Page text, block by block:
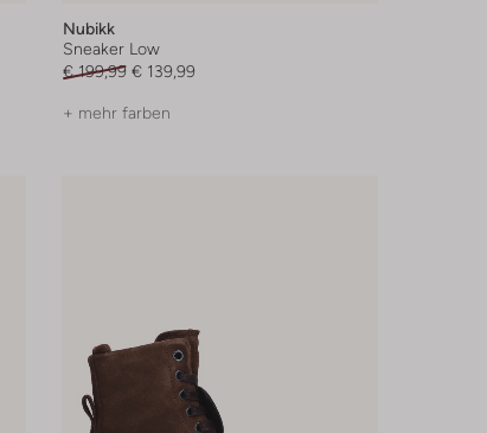
Nubikk
Sneaker Low
€ 199,99 € 139,99
+ mehr farben